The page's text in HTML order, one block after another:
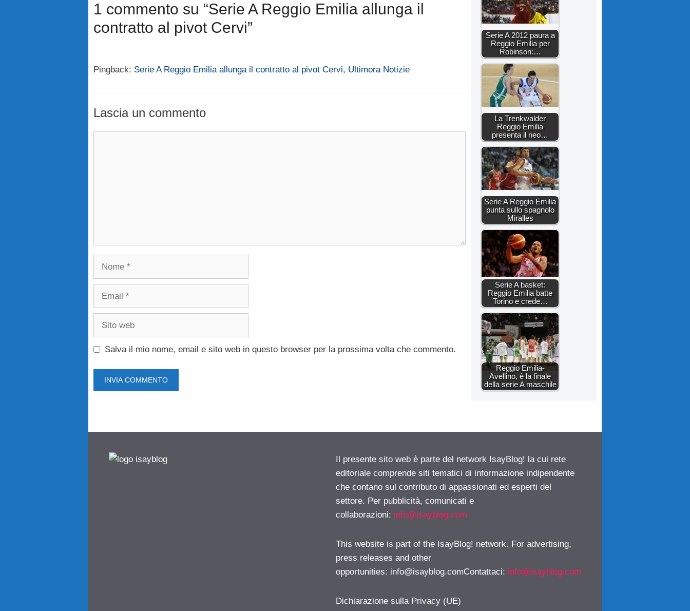
1 commento su “Serie A Reggio Emilia allunga il
contratto al pivot Cervi”
Pingback: Serie A Reggio Emilia allunga il contratto al pivot Cervi, Ultimora Notizie
Lascia un commento
Nome
Email
Sito
Salva il mio nome, email e sito web in questo browser per la prossima volta che commento.
Serie A 2012 paura a
Reggio Emilia per
Robinson:…
La Trenkwalder
Reggio Emilia
presenta il neo…
Serie A Reggio Emilia
punta sullo spagnolo
Miralles
Serie A basket:
Reggio Emilia batte
Torino e crede…
Reggio Emilia-
Avellino, è la finale
della serie A maschile
Il presente sito web è parte del network IsayBlog! la cui rete
editoriale comprende siti tematici di informazione indipendente
che contano sul contributo di appassionati ed esperti del
settore. Per pubblicità, comunicati e
collaborazioni: info@isayblog.com
This website is part of the IsayBlog! network. For advertising,
press releases and other
opportunities: info@isayblog.comContattaci: info@isayblog.com
Dichiarazione sulla Privacy (UE)